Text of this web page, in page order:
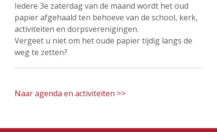
Iedere 3e zaterdag van de maand wordt het oud
papier afgehaald ten behoeve van de school, kerk,
activiteiten en dorpsverenigingen.
Vergeet u niet om het oude papier tijdig langs de
weg te zetten?
Naar agenda en activiteiten >>